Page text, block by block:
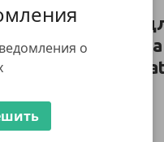
о
Фреза
Р6М5